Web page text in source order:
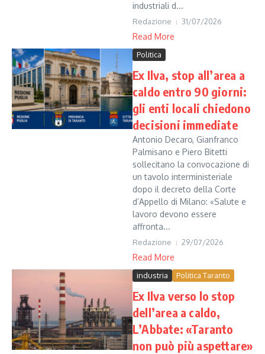
industriali d...
Redazione 31/07/2026
Read More
Politica
Ex Ilva, stop all’area a
caldo entro 90 giorni:
gli enti locali chiedono
decisioni immediate
Antonio Decaro, Gianfranco
Palmisano e Piero Bitetti
sollecitano la convocazione di
un tavolo interministeriale
dopo il decreto della Corte
d’Appello di Milano: «Salute e
lavoro devono essere
affronta...
Redazione 29/07/2026
Read More
industria Politica Taranto
Ex Ilva verso lo stop
dell’area a caldo,
L’Abbate: «Taranto
non può più aspettare»